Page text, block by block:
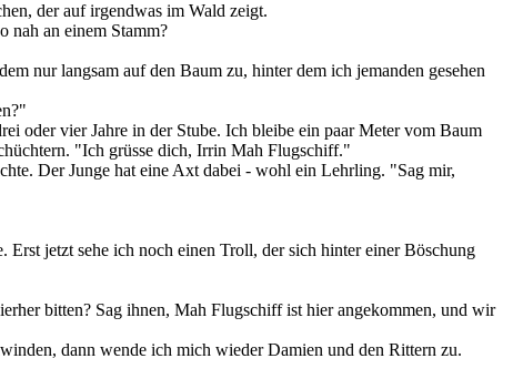
der auf irgendwas im Wald zeigt.
nah an einem Stamm?
nur langsam auf den Baum zu, hinter dem ich jemanden gesehen
oder vier Jahre in der Stube. Ich bleibe ein paar Meter vom Baum
"Ich grüsse dich, Irrin Mah Flugschiff."
Der Junge hat eine Axt dabei - wohl ein Lehrling. "Sag mir,
jetzt sehe ich noch einen Troll, der sich hinter einer Böschung
bitten? Sag ihnen, Mah Flugschiff ist hier angekommen, und wir
dann wende ich mich wieder Damien und den Rittern zu.